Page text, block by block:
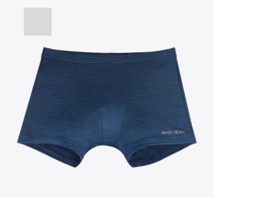
[썸머블프] 2만원 할인 쿠폰(8.1~31)